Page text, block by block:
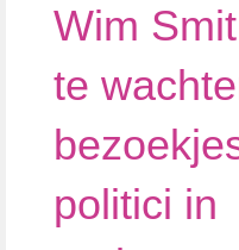
Wim
te
politici in